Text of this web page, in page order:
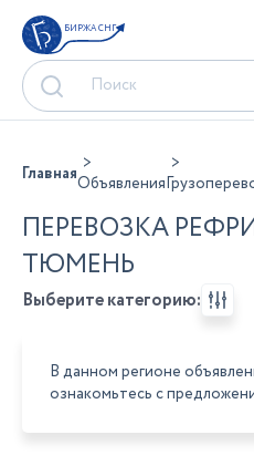
БИРЖА СНГ
ГлавнаяОбъявления
ПЕРЕВОЗКА
ТЮМЕНЬ
Выберите категорию:
В данном регионе
ознакомьтесь с